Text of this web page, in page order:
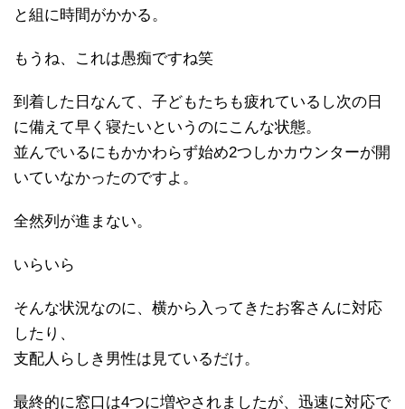
と組に時間がかかる。
もうね、これは愚痴ですね笑
到着した日なんて、子どもたちも疲れているし次の日
に備えて早く寝たいというのにこんな状態。
並んでいるにもかかわらず始め2つしかカウンターが開
いていなかったのですよ。
全然列が進まない。
いらいら
そんな状況なのに、横から入ってきたお客さんに対応
したり、
支配人らしき男性は見ているだけ。
最終的に窓口は4つに増やされましたが、迅速に対応で